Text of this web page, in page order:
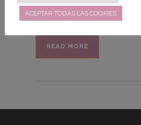
l’Agenda Solidària, amb la
READ MORE
ACEPTAR TODAS LAS COOKIES